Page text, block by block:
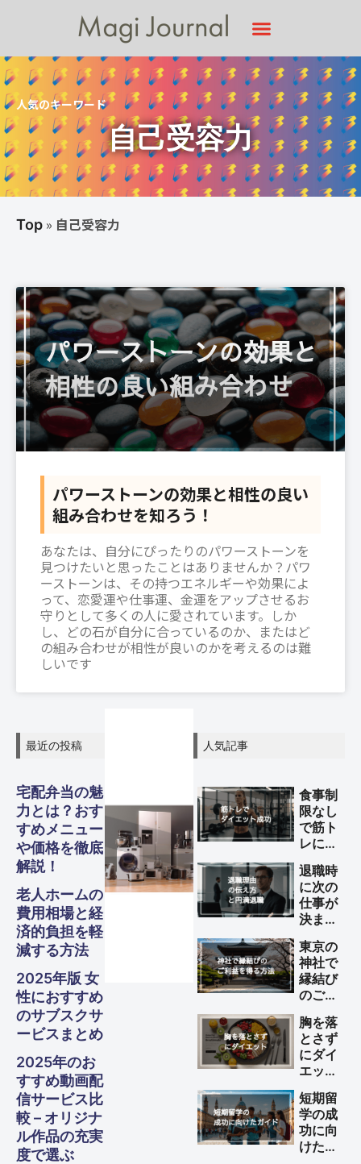
人気のキーワード
自己受容力
Top » 自己受容力
パワーストーンの効果と相性の良い
組み合わせを知ろう！
あなたは、自分にぴったりのパワーストーンを
見つけたいと思ったことはありませんか？パワ
ーストーンは、その持つエネルギーや効果によ
って、恋愛運や仕事運、金運をアップさせるお
守りとして多くの人に愛されています。しか
し、どの石が自分に合っているのか、またはど
の組み合わせが相性が良いのかを考えるのは難
しいです
最近の投稿
宅配弁当の魅
力とは？おす
すめメニュー
や価格を徹底
解説！
老人ホームの
費用相場と経
済的負担を軽
減する方法
2025年版 女
性におすすめ
のサブスクサ
ービスまとめ
2025年のお
すすめ動画配
信サービス比
較 – オリジナ
ル作品の充実
度で選ぶ
ガジェ
ット
スピリ
チュア
ビジネ
ス
ファイ
ナンス
グル
メ・フ
旅行
美容・
健康
Other
S
ガジェ
ット
スピリ
チュア
ビジネ
ス
ファイ
ナンス
グル
メ・フ
旅行
美容・
健康
Other
S
ガジェ
ット
スピリ
チュア
ビジネ
ス
ファイ
ナンス
グル
メ・フ
旅行
美容・
健康
Other
S
人気記事
食事制
限なし
で筋ト
レによ
エット
を成功
させる
方法
退職時
に次の
仕事が
決まっ
い理由
の伝え
方と円
満退職
のため
のポイ
ント
東京の
神社で
縁結び
のご利
る方法
胸を落
とさず
にダイ
エット
法
短期留
学の成
功に向
けた完